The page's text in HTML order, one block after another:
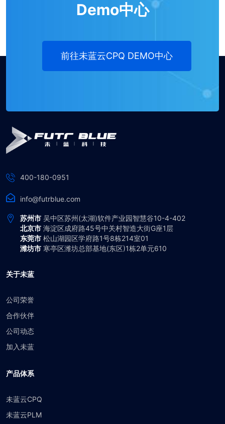
Demo中心
前往未蓝云CPQ DEMO中心
400-180-0951
info@futrblue.com
苏州市 吴中区苏州(太湖)软件产业园智慧谷10-4-402
北京市 海淀区成府路45号中关村智造大街G座1层
东莞市 松山湖园区学府路1号8栋214室01
潍坊市 寒亭区潍坊总部基地(东区)1栋2单元610
关于未蓝
公司荣誉
合作伙伴
公司动态
加入未蓝
产品体系
未蓝云CPQ
未蓝云PLM